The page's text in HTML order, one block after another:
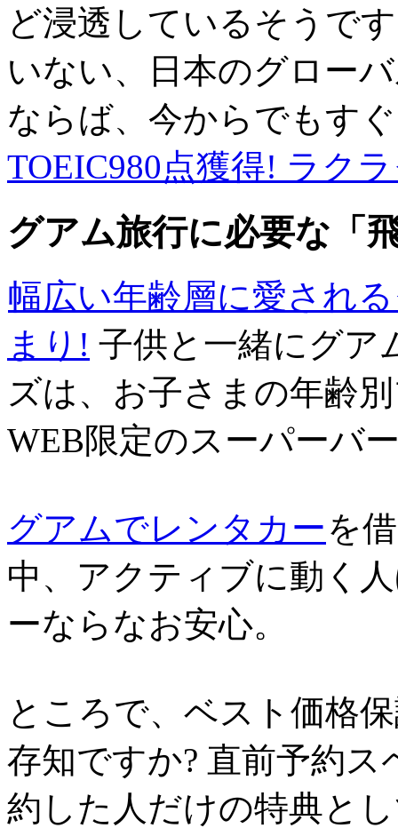
ど浸透しているそうで
いない、日本のグロー
ならば、今からでもす
TOEIC980点獲得! ラク
グアム旅行に必要な「
幅広い年齢層に愛され
まり! 子供と一緒にグア
ズは、お子さまの年齢
WEB限定のスーパーバ
グアムでレンタカーを
中、アクティブに動く
ーならなお安心。
ところで、ベスト価格
存知ですか? 直前予約
約した人だけの特典と